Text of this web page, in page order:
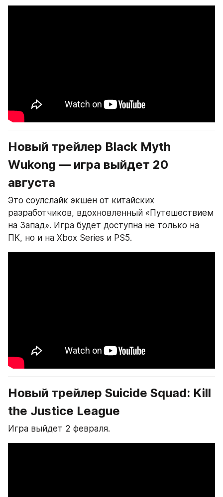
Новый трейлер Black Myth
Wukong — игра выйдет 20
августа
Это соулслайк экшен от китайских
разработчиков, вдохновленный «Путешествием
на Запад». Игра будет доступна не только на
ПК, но и на Xbox Series и PS5.
Новый трейлер Suicide Squad: Kill
the Justice League
Игра выйдет 2 февраля.